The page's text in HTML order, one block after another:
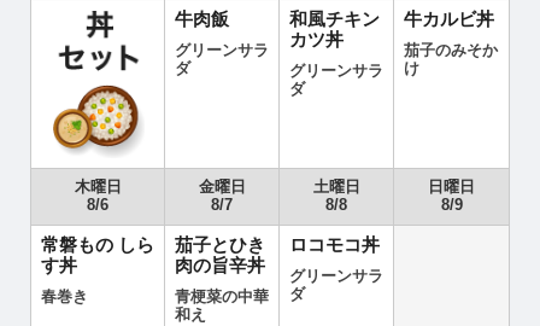
牛肉飯
グリーンサラ
ダ
和風チキン
カツ丼
グリーンサラ
ダ
牛カルビ丼
茄子のみそか
け
木曜日
8/6
金曜日
8/7
土曜日
8/8
日曜日
8/9
常磐もの しら
す丼
春巻き
茄子とひき
肉の旨辛丼
青梗菜の中華
和え
ロコモコ丼
グリーンサラ
ダ